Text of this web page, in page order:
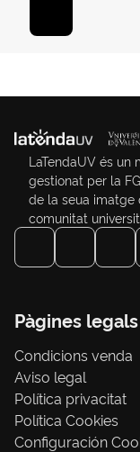
LaTendaUV és
gestionat per la
de la seua imatge
comunitat
Pàgines legals
Condicions venda
Aviso legal
Política privacitat
Política Cookies
Configuración